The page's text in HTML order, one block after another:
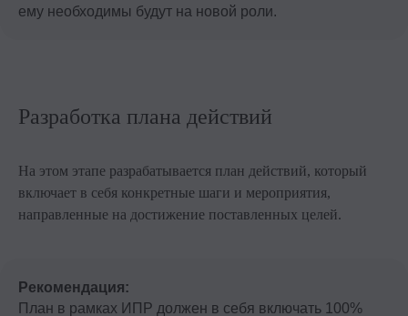
ему необходимы будут на новой роли.
Разработка плана действий
На этом этапе разрабатывается план действий, который
включает в себя конкретные шаги и мероприятия,
направленные на достижение поставленных целей.
Рекомендация:
План в рамках ИПР должен в себя включать 100%